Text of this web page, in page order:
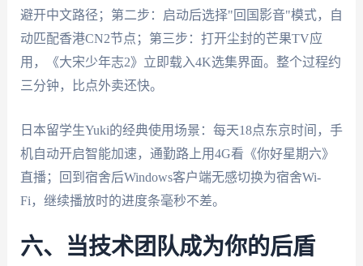
避开中文路径；第二步：启动后选择"回国影音"模式，自
动匹配香港CN2节点；第三步：打开尘封的芒果TV应
用，《大宋少年志2》立即载入4K选集界面。整个过程约
三分钟，比点外卖还快。
日本留学生Yuki的经典使用场景：每天18点东京时间，手
机自动开启智能加速，通勤路上用4G看《你好星期六》
直播；回到宿舍后Windows客户端无感切换为宿舍Wi-
Fi，继续播放时的进度条毫秒不差。
六、当技术团队成为你的后盾